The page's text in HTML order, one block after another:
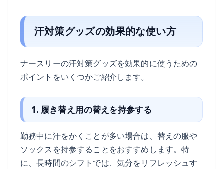
汗対策グッズの効果的な使い方
ナースリーの汗対策グッズを効果的に使うための
ポイントをいくつかご紹介します。
1. 履き替え用の替えを持参する
勤務中に汗をかくことが多い場合は、替えの服や
ソックスを持参することをおすすめします。特
に、長時間のシフトでは、気分をリフレッシュす